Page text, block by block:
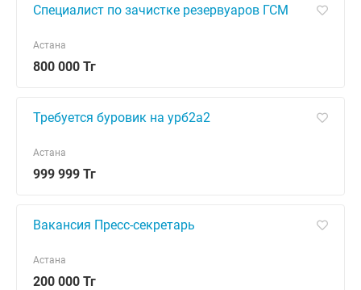
Специалист по зачистке резервуаров ГСМ
800 000 Тг
Астана
Требуется буровик на урб2а2
999 999 Тг
Астана
Вакансия Пресс-секретарь
200 000 Тг
Астана